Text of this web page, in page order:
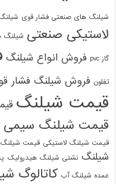
شیلنگ های صنعتی فشار قوی
لاستیکی صنعتی شیلنگ
گاز pvc فروش انواع شیلنگ
تفلون فروش شیلنگ فشار
قیمت شیلنگ
قیمت شیلنگ سیمی
قیمت شیلنگ لاستیکی قیمت
شیلنگ نشتی شیلنگ هیدرولیک
عمده شیلنگ آب کاتالوگ